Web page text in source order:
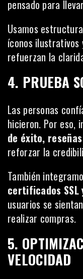
pensado para
Usamos
íconos ilustrativos
refuerzan la
4. PRUEBA
Las personas
hicieron. Por eso,
de éxito,
reforzar la
También
certificados
usuarios se
realizar compras.
5.
VELOCIDAD